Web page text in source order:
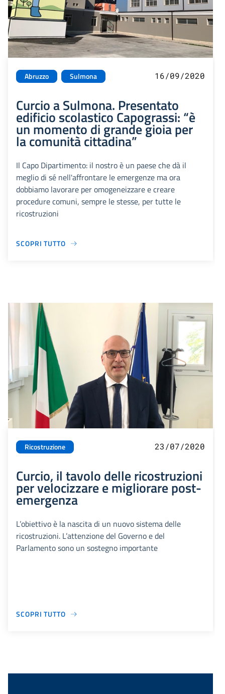
Abruzzo Sulmona 16/09/2020
Curcio a Sulmona. Presentato
edificio scolastico Capograssi: “è
un momento di grande gioia per
la comunità cittadina”
Il Capo Dipartimento: il nostro è un paese che dà il
meglio di sé nell'affrontare le emergenze ma ora
dobbiamo lavorare per omogeneizzare e creare
procedure comuni, sempre le stesse, per tutte le
ricostruzioni
SCOPRI TUTTO
Ricostruzione 23/07/2020
Curcio, il tavolo delle ricostruzioni
per velocizzare e migliorare post-
emergenza
L’obiettivo è la nascita di un nuovo sistema delle
ricostruzioni. L’attenzione del Governo e del
Parlamento sono un sostegno importante
SCOPRI TUTTO